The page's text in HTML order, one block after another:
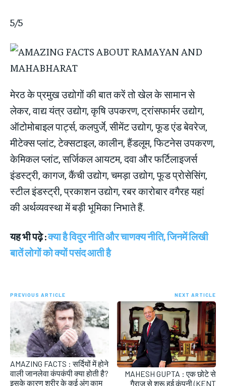
5/5
मेरठ के प्रमुख उद्योगों की बात करें तो खेल के सामान से
लेकर, वाद्य यंत्र उद्योग, कृषि उपकरण, ट्रांसफार्मर उद्योग,
ऑटोमोबाइल पार्ट्स, कलपुर्जे, सीमेंट उद्योग, फूड एंड बेवरेज,
मीटेक्स प्लांट, टेक्सटाइल, कालीन, हैंडलूम, फिटनेस उपकरण,
केमिकल प्लांट, सर्जिकल आयटम, दवा और फर्टिलाइजर्स
इंडस्ट्री, कागज, कैंची उद्योग, चमड़ा उद्योग, फूड प्रोसेसिंग,
स्टील इंडस्ट्री, प्रकाशन उद्योग, रबर कारोबार वगैरह यहां
की अर्थव्यवस्था में बड़ी भूमिका निभाते हैं.
यह भी पढ़े :क्या है विदुर नीति और चाणक्य नीति, जिनमें लिखी
बातें लोगों को क्यों पसंद आती है
PREVIOUS ARTICLE
AMAZING FACTS : सर्दियों में होने
वाली जानलेवा कंपकंपी क्‍या होती है?
इसके कारण शरीर के कई अंग काम
NEXT ARTICLE
MAHESH GUPTA : एक छोटे से
गैराज से शुरू हुई कंपनी (KENT